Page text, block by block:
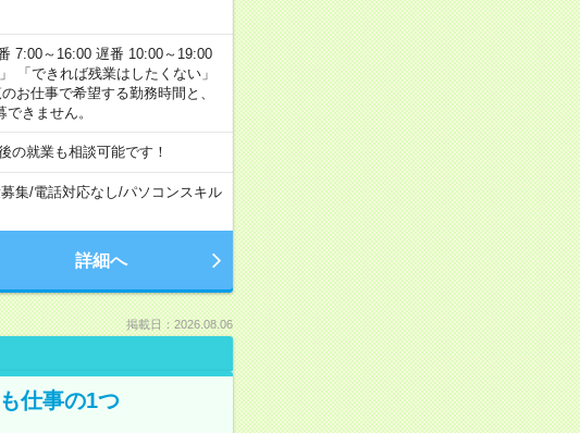
7:00～16:00 遅番 10:00～19:00
「できれば残業はしたくない」
お仕事で希望する勤務時間と、
きません。
の就業も相談可能です！
集/電話対応なし/パソコンスキル
詳細へ
掲載日：2026.08.06
仕事の1つ